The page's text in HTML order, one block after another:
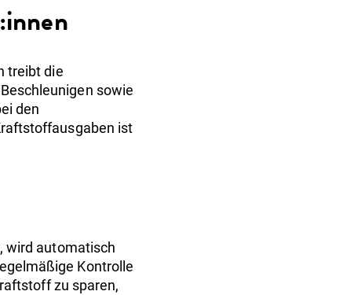
treibt die
sowie
den
ist
wird automatisch
Kontrolle
zu sparen,